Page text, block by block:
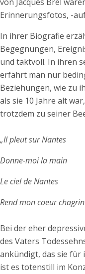
Erinnerungsfotos, -
In ihrer Biografie
Begegnungen,
und taktvoll. In ihren
erfährt man nur
Beziehungen, wie zu
als sie 10 Jahre alt
trotzdem zu seiner
„Il pleut sur Nantes
Donne-moi la main
Le ciel de Nantes
Rend mon coeur
Bei der eher
des Vaters
ankündigt, das sie für
ist es totenstill im